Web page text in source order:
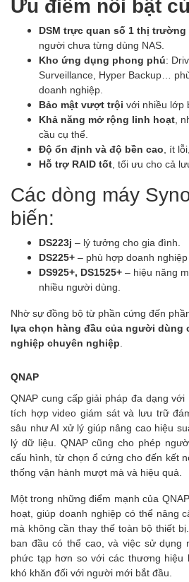
DSM trực quan số 1 thị trường
người chưa từng dùng NAS.
Kho ứng dụng phong phú:
Surveillance, Hyper Backup…
doanh nghiệp.
Bảo mật vượt trội với nhiều lớp
Khả năng mở rộng linh hoạt ,
cầu cụ thể.
Độ ổn định và độ bền cao , ít
Hỗ trợ RAID tốt , tối ưu cho cả
Các dòng máy
biến:
DS223j – lý tưởng cho gia đình.
DS225+ – phù hợp doanh nghiệp
DS925+, DS1525+ – hiệu năng
nhiều người dùng.
Nhờ sự đồng bộ từ phần cứng đến
lựa chọn hàng đầu của người dùng
nghiệp chuyên nghiệp
QNAP
QNAP cung cấp giải pháp đa dạng
tích hợp video giám sát và lưu trữ
sâu như AI xử lý giúp nâng cao hiệu
lý dữ liệu. QNAP cũng cho phép
cấu hình, từ chọn ổ cứng cho đến kết
thống vận hành mượt mà và hiệu quả.
Một trong những điểm mạnh của
hoạt, giúp doanh nghiệp có thể nâng
mà không cần thay thế toàn bộ thiết
ban đầu có thể cao, và việc sử dụng
phức tạp hơn so với các thương hiệu
khó khăn đối với người mới bắt đầu.